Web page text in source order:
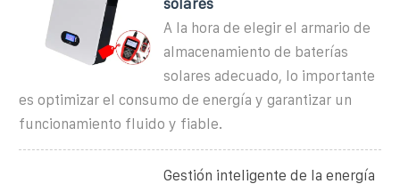
solares
A la hora de elegir el armario de
almacenamiento de baterías
solares adecuado, lo importante
es optimizar el consumo de energía y garantizar un
funcionamiento fluido y fiable.
Gestión inteligente de la energía